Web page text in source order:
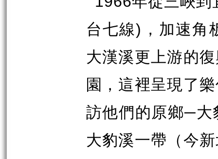
台七線) ，加速
大漢溪更上游的
園，這裡呈現了
訪他們的原鄉─大
大豹溪一帶（今